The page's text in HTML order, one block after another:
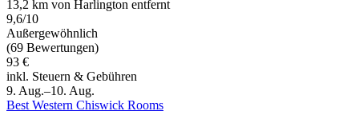
13,2 km von Harlington entfernt
9,6/10
Außergewöhnlich
(69 Bewertungen)
93 €
inkl. Steuern & Gebühren
9. Aug.–10. Aug.
Best Western Chiswick Rooms